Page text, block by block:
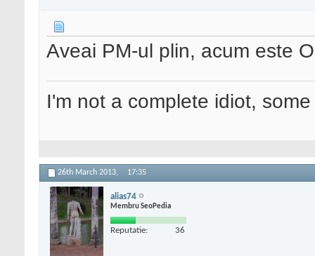
Aveai PM-ul plin, acum este
I'm not a complete idiot,
26th March 2013, 17:35
alias74
Membru SeoPedia
Reputatie: 36